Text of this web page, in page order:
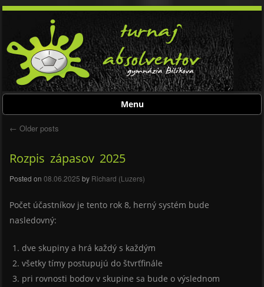
Menu
Skip to content
Post navigation
← Older posts
Rozpis zápasov 2025
Posted on 08.06.2025 by Richard (Luzers)
Počet účastníkov je tento rok 8, herný systém bude
nasledovný:
dve skupiny a hrá každý s každým
všetky tímy postupujú do štvrťfinále
pri rovnosti bodov v skupine sa bude o výslednom